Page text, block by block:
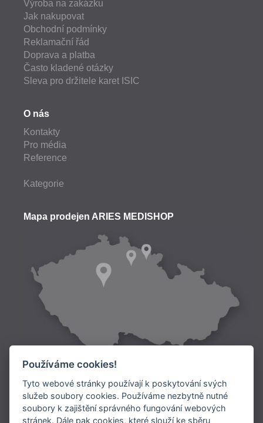
Výroba na zakázku
Jak nakupovat
Obchodní podmínky
Reklamační řád
Doprava a platba
Často kladené otázky
Sleva pro držitele karet ISIC
O nás
Kontakty
Pro média
Reference
Kategorie
Mapa prodejen ARIES MEDISHOP
Doprava:
Používáme cookies!
Tyto webové stránky používají k poskytování svých
služeb soubory cookies. Používáme nezbytně nutné
soubory k zajištění správného fungování webových
stránek. Dále pak cookies, které slouží ke sběru